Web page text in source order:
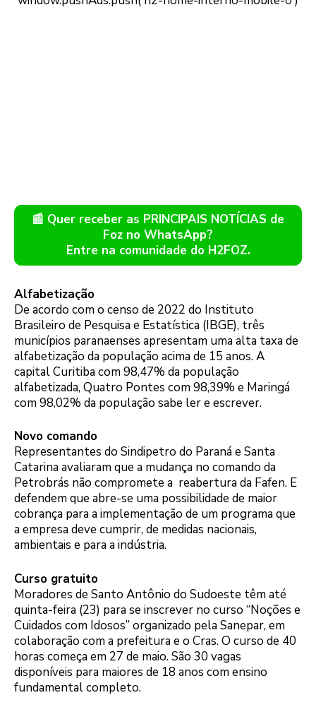
📰 Quer receber as PRINCIPAIS NOTÍCIAS de
Foz no WhatsApp?
Entre na comunidade do H2FOZ.
Alfabetização
De acordo com o censo de 2022 do Instituto
Brasileiro de Pesquisa e Estatística (IBGE), três
municípios paranaenses apresentam uma alta taxa de
alfabetização da população acima de 15 anos. A
capital Curitiba com 98,47% da população
alfabetizada, Quatro Pontes com 98,39% e Maringá
com 98,02% da população sabe ler e escrever.
Novo comando
Representantes do Sindipetro do Paraná e Santa
Catarina avaliaram que a mudança no comando da
Petrobrás não compromete a reabertura da Fafen. E
defendem que abre-se uma possibilidade de maior
cobrança para a implementação de um programa que
a empresa deve cumprir, de medidas nacionais,
ambientais e para a indústria.
Curso gratuito
Moradores de Santo Antônio do Sudoeste têm até
quinta-feira (23) para se inscrever no curso “Noções e
Cuidados com Idosos” organizado pela Sanepar, em
colaboração com a prefeitura e o Cras. O curso de 40
horas começa em 27 de maio. São 30 vagas
disponíveis para maiores de 18 anos com ensino
fundamental completo.